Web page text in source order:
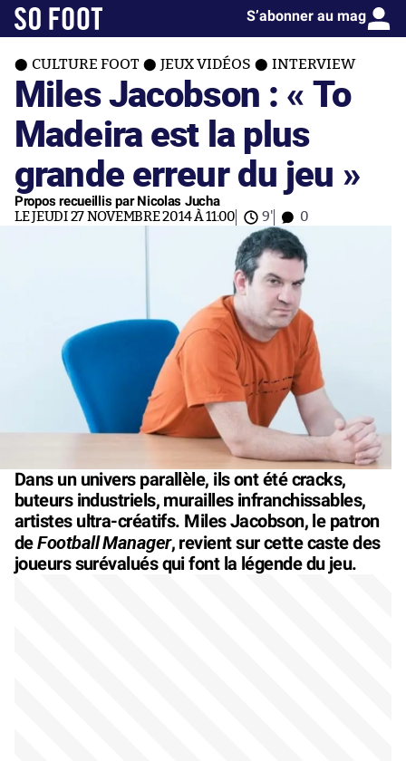
S’abonner au mag
CULTURE FOOT JEUX VIDÉOS INTERVIEW
Miles Jacobson : « To
Madeira est la plus
grande erreur du jeu »
Propos recueillis par Nicolas Jucha
LE JEUDI 27 NOVEMBRE 2014 À 11:00 9' 0
Dans un univers parallèle, ils ont été cracks,
buteurs industriels, murailles infranchissables,
artistes ultra-créatifs. Miles Jacobson, le patron
deFootball Manager, revient sur cette caste des
joueurs surévalués qui font la légende du jeu.